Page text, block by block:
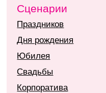
Сценарии
Праздников
Дня рождения
Юбилея
Свадьбы
Корпоратива